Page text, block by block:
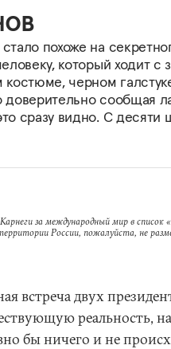
похоже на
который ходит с
черном
сообщая
сразу видно. С десяти
за международный мир в список
России, пожалуйста, не
встреча двух
реальность,
бы ничего и не